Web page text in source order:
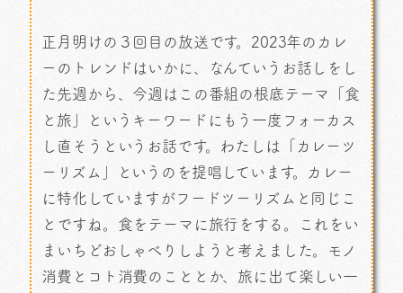
正月明けの３回目の放送です。2023年のカレ
ーのトレンドはいかに、なんていうお話しをし
た先週から、今週はこの番組の根底テーマ「食
と旅」というキーワードにもう一度フォーカス
し直そうというお話です。わたしは「カレーツ
ーリズム」というのを提唱しています。カレー
に特化していますがフードツーリズムと同じこ
とですね。食をテーマに旅行をする。これをい
まいちどおしゃべりしようと考えました。モノ
消費とコト消費のこととか、旅に出て楽しい一